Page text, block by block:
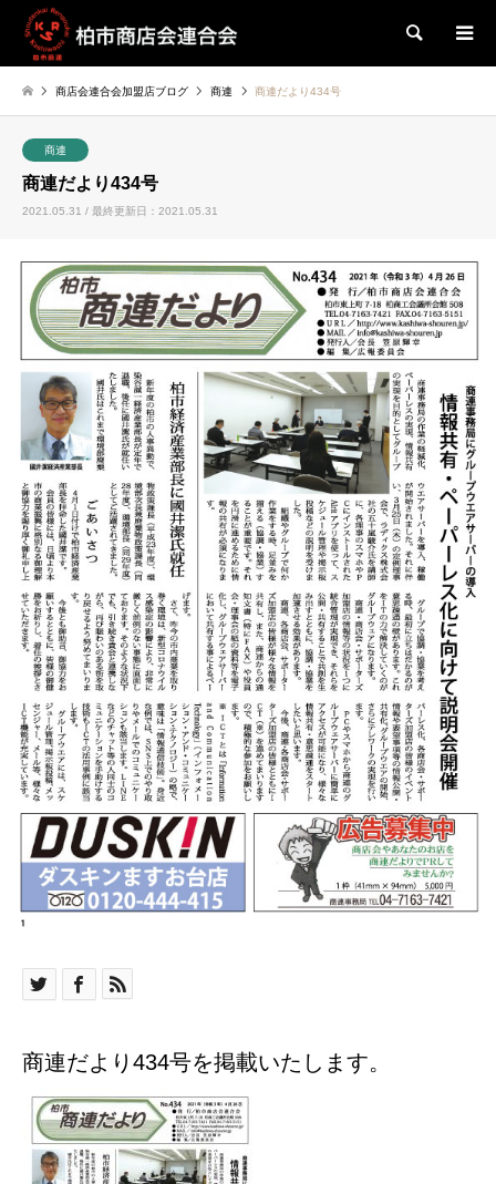
検索
商店会連合会加盟店ブログ 商連 商連だより434号
商連
商連だより434号
2021.05.31 / 最終更新日：2021.05.31
商連だより434号を掲載いたします。